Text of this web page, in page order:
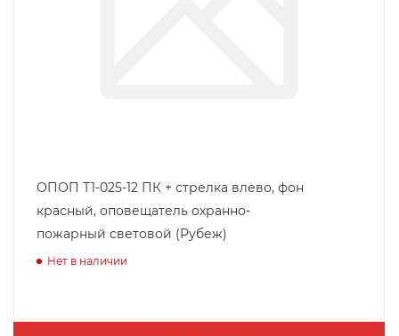
ОПОП Т1-025-12 ПК + стрелка влево, фон
красный, оповещатель охранно-
пожарный световой (Рубеж)
Нет в наличии